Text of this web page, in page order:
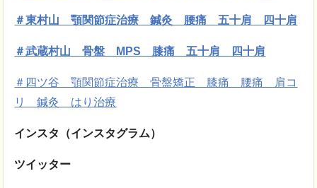
＃東村山 顎関節症治療 鍼灸 腰痛 五十肩 四十肩
＃武蔵村山 骨盤 MPS 膝痛 五十肩 四十肩
＃四ツ谷 顎関節症治療 骨盤矯正 膝痛 腰痛 肩コ
リ 鍼灸 はり治療
インスタ（インスタグラム）
ツイッター